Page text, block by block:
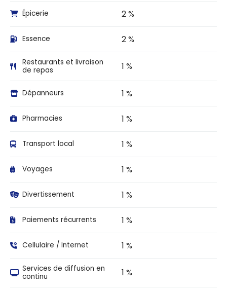
Épicerie 2 %
Essence 2 %
Restaurants et livraison
de repas
1 %
Dépanneurs 1 %
Pharmacies 1 %
Transport local 1 %
Voyages 1 %
Divertissement 1 %
Paiements récurrents 1 %
Cellulaire / Internet 1 %
Services de diffusion en
continu
1 %